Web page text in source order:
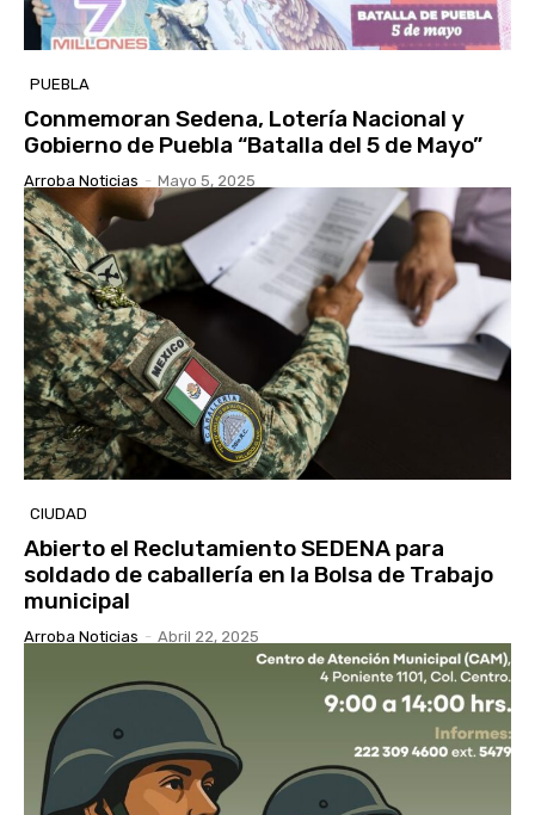
PUEBLA
Conmemoran Sedena, Lotería Nacional y
Gobierno de Puebla “Batalla del 5 de Mayo”
Arroba Noticias - Mayo 5, 2025
CIUDAD
Abierto el Reclutamiento SEDENA para
soldado de caballería en la Bolsa de Trabajo
municipal
Arroba Noticias - Abril 22, 2025